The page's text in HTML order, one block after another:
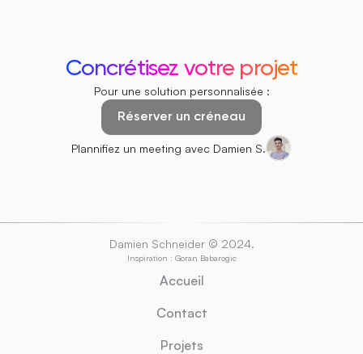
Concrétisez votre projet
Pour une solution personnalisée :
Réserver un créneau
Plannifiez un meeting avec Damien S.
Damien Schneider © 2024.
Inspiration : Goran Babarogic
Accueil
Contact
Projets